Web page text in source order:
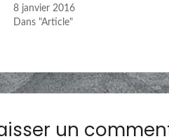
8 janvier 2016
Dans "Article"
un